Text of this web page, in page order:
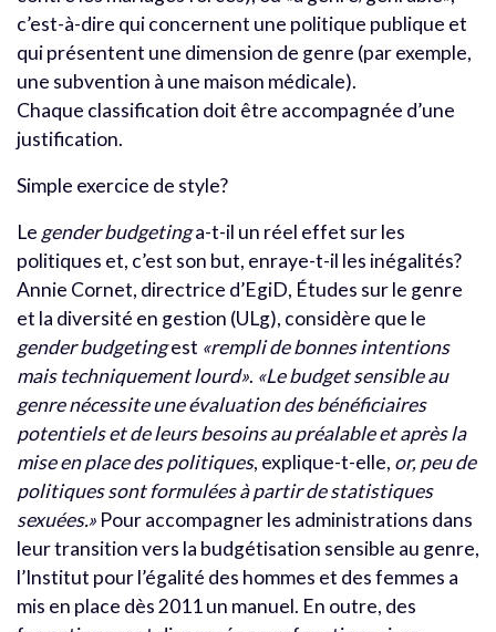
c’est-à-dire qui concernent une politique publique et
qui présentent une dimension de genre (par exemple,
une subvention à une maison médicale).
Chaque classification doit être accompagnée d’une
justification.
Simple exercice de style?
Le gender budgetinga-t-il un réel effet sur les
politiques et, c’est son but, enraye-t-il les inégalités?
Annie Cornet, directrice d’EgiD, Études sur le genre
et la diversité en gestion (ULg), considère que le
gender budgetingest «rempli de bonnes intentions
mais techniquement lourd». «Le budget sensible au
genre nécessite une évaluation des bénéficiaires
potentiels et de leurs besoins au préalable et après la
mise en place des politiques, explique-t-elle, or, peu de
politiques sont formulées à partir de statistiques
sexuées.» Pour accompagner les administrations dans
leur transition vers la budgétisation sensible au genre,
l’Institut pour l’égalité des hommes et des femmes a
mis en place dès 2011 un manuel. En outre, des